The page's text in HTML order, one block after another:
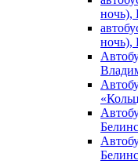
ночь),
ночь),